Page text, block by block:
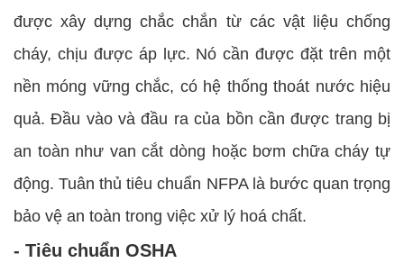
được xây dựng chắc chắn từ các vật liệu chống
cháy, chịu được áp lực. Nó cần được đặt trên một
nền móng vững chắc, có hệ thống thoát nước hiệu
quả. Đầu vào và đầu ra của bồn cần được trang bị
an toàn như van cắt dòng hoặc bơm chữa cháy tự
động. Tuân thủ tiêu chuẩn NFPA là bước quan trọng
bảo vệ an toàn trong việc xử lý hoá chất.
- Tiêu chuẩn OSHA